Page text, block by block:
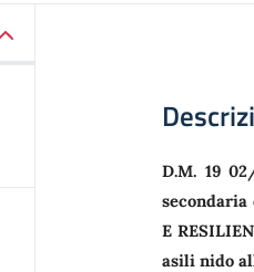
D.M. 19
secondaria
E
asili nido